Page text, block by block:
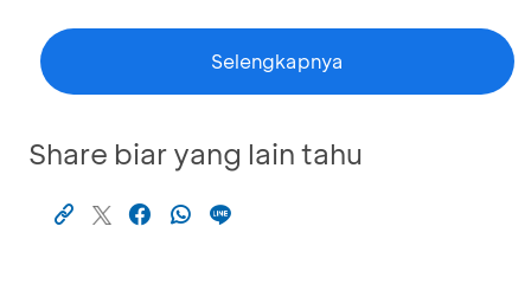
Selengkapnya
Share biar yang lain tahu